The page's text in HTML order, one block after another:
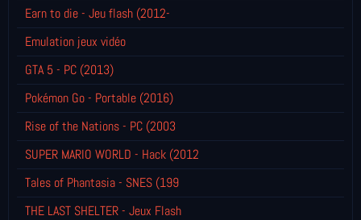
Earn to die - Jeu flash (2012-
Emulation jeux vidéo
GTA 5 - PC (2013)
Pokémon Go - Portable (2016)
Rise of the Nations - PC (2003
SUPER MARIO WORLD - Hack (2012
Tales of Phantasia - SNES (199
THE LAST SHELTER - Jeux Flash